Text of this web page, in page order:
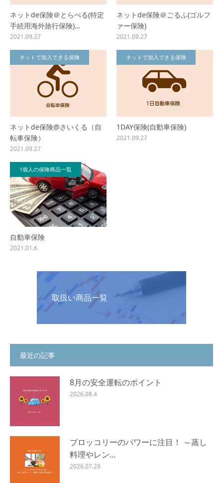
ネットde保険＠とらべる(特定
手続用海外旅行保険)…
2021.09.27
ネットde保険＠ごるふ(ゴルフ
ァー保険)
2021.09.27
ネットで加入できる保険
ネットde保険@さいくる（自
転車保険）
2021.09.27
ネットで加入できる保険
1DAY保険(自動車保険)
2021.09.27
1個人の保険商品一覧
自動車保険
2021.01.6
取扱い商品一覧
最近の記事
8月の安全運転のポイント
2026.08.4
ブロッコリーのパワーに注目！ ～蒸し
料理やレン…
2026.07.28